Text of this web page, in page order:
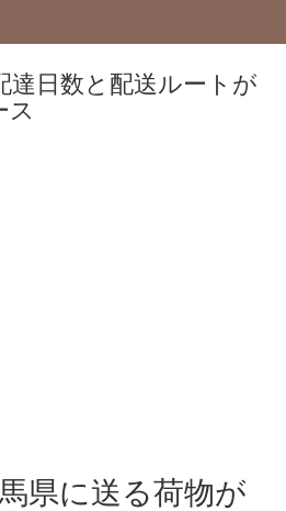
達日数と配送ルートが
ス
県に送る荷物が